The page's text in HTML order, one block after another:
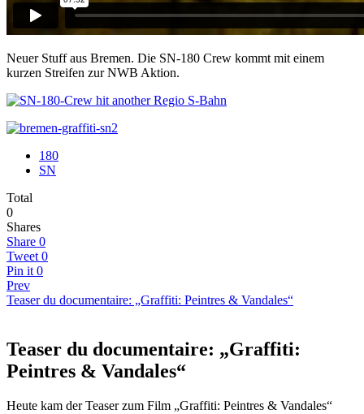
Neuer Stuff aus Bremen. Die SN-180 Crew kommt mit einem
kurzen Streifen zur NWB Aktion.
180
SN
Total
0
Shares
Share 0
Tweet 0
Pin it 0
Prev
Teaser du documentaire: „Graffiti: Peintres & Vandales“
Teaser du documentaire: „Graffiti:
Peintres & Vandales“
Heute kam der Teaser zum Film „Graffiti: Peintres & Vandales“